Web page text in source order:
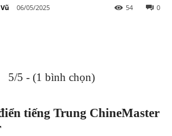
06/05/2025 0
54
5/5 - (1 bình chọn)
tiếng Trung ChineMaster